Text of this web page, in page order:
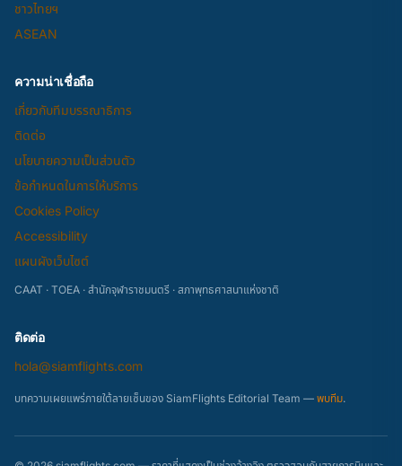
ชาวไทยฯ
ASEAN
ความน่าเชื่อถือ
เกี่ยวกับทีมบรรณาธิการ
ติดต่อ
นโยบายความเป็นส่วนตัว
ข้อกำหนดในการให้บริการ
Cookies Policy
Accessibility
แผนผังเว็บไซต์
CAAT · TOEA · สำนักจุฬาราชมนตรี · สภาพุทธศาสนาแห่งชาติ
ติดต่อ
hola@siamflights.com
บทความเผยแพร่ภายใต้ลายเซ็นของ SiamFlights Editorial Team — พบทีม.